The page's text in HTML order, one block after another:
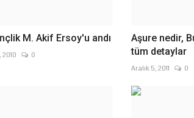
M. Akif Ersoy'u andı
2010 0
Aşure nedir,
tüm detaylar
Aralık 5, 2011 0